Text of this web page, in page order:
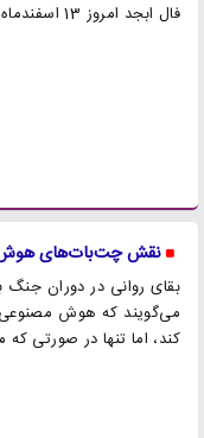
فال ابجد امروز 13 اسفندماه 1404 برای متولدین هر ماه را بخوانید.
نقش چت‌بات‌های هوش
بقای روانی در دوران
می‌گویند که هوش مصنوعی
کند، اما تنها در صورتی